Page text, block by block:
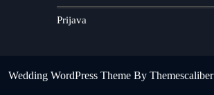
Prijava
Wedding WordPress Theme By Themescaliber